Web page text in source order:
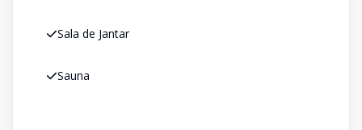
Sala de Jantar
Sauna